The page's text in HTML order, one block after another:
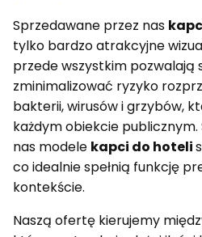
Sprzedawane przez nas
tylko bardzo atrakcyjne
przede wszystkim pozwalają
zminimalizować ryzyko
bakterii, wirusów i grzybów,
każdym obiekcie
nas modele kapci do hoteli
co idealnie spełnią funkcję
kontekście.
Naszą ofertę kierujemy